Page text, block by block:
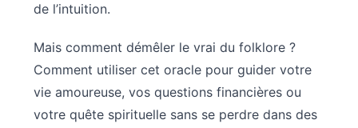
de l’intuition.
Mais comment démêler le vrai du folklore ?
Comment utiliser cet oracle pour guider votre
vie amoureuse, vos questions financières ou
votre quête spirituelle sans se perdre dans des